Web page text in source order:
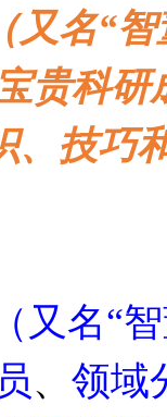
又名“
贵科研
技巧
又名“
、 领域